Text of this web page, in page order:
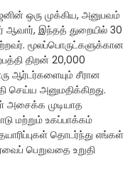
ஒரு முக்கிய, அனுபவம்
ஆவார், இந்தத் துறையில் 30
மூலப்பொருட்களுக்கான
திறன் 20,000
ஆர்டர்களையும் சீரான
செய்ய அனுமதிக்கிறது.
அசைக்க முடியாத
மற்றும் உகப்பாக்கம்
தொடர்ந்து எங்கள்
பெறுவதை உறுதி